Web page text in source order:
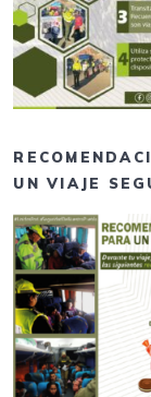
UN VIAJE